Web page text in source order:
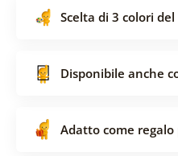
Scelta di 3 colori
Disponibile anche
Adatto come